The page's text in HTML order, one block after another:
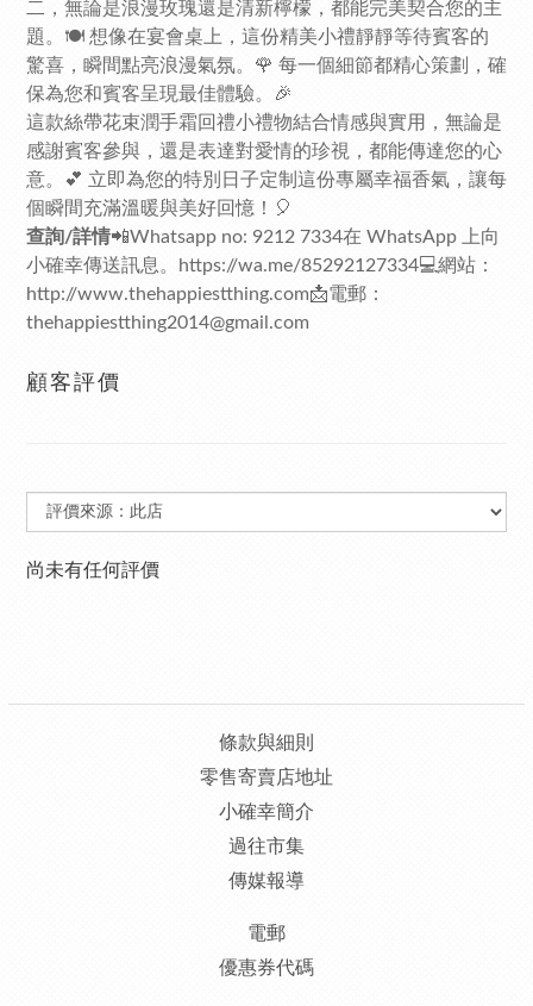
二，無論是浪漫玫瑰還是清新檸檬，都能完美契合您的主
題。🍽️ 想像在宴會桌上，這份精美小禮靜靜等待賓客的
驚喜，瞬間點亮浪漫氣氛。🌹 每一個細節都精心策劃，確
保為您和賓客呈現最佳體驗。🎉
這款絲帶花束潤手霜回禮小禮物結合情感與實用，無論是
感謝賓客參與，還是表達對愛情的珍視，都能傳達您的心
意。💕 立即為您的特別日子定制這份專屬幸福香氣，讓每
個瞬間充滿溫暖與美好回憶！🎈
查詢/詳情📲Whatsapp no: 9212 7334在 WhatsApp 上向
小確幸傳送訊息。
https://wa.me/85292127334💻網站：
http://www.thehappiestthing.com📩電郵：
thehappiestthing2014@gmail.com
顧客評價
尚未有任何評價
條款與細則
零售寄賣店地址
小確幸簡介
過往市集
傳媒報導
電郵
優惠券代碼